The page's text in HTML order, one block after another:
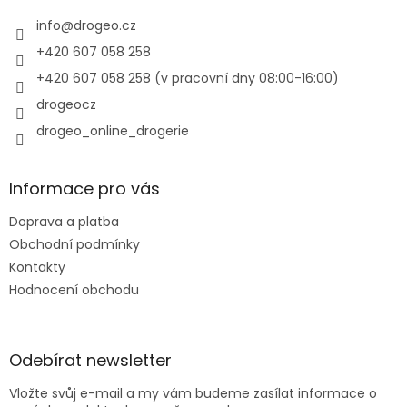
ý
info@drogeo.cz
+420 607 058 258
+420 607 058 258 (v pracovní dny 08:00-16:00)
drogeocz
drogeo_online_drogerie
Informace pro vás
Doprava a platba
Obchodní podmínky
Kontakty
Hodnocení obchodu
Odebírat newsletter
Vložte svůj e-mail a my vám budeme zasílat informace o